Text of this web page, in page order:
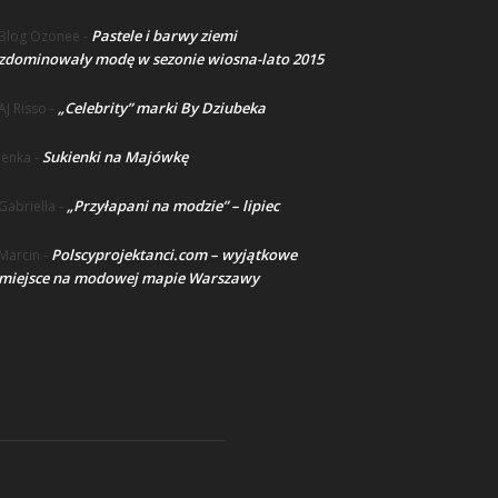
Blog Ozonee - Pastele i barwy ziemi
modę w sezonie wiosna-lato 2015
Risso - „Celebrity” marki By Dziubeka
lenka - Sukienki na Majówkę
Gabriella - „Przyłapani na modzie” – lipiec
Marcin - Polscyprojektanci.com – wyjątkowe
miejsce na modowej mapie Warszawy